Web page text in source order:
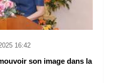
16:42
son image dans la